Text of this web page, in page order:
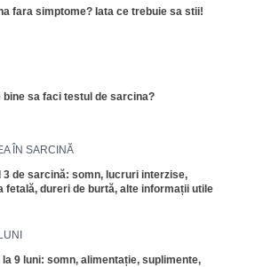
fara simptome? Iata ce trebuie sa stii!
bine sa faci testul de sarcina?
ÎN SARCINĂ
3 de sarcină: somn, lucruri interzise,
fetală, dureri de burtă, alte informații utile
la 9 luni: somn, alimentație, suplimente,